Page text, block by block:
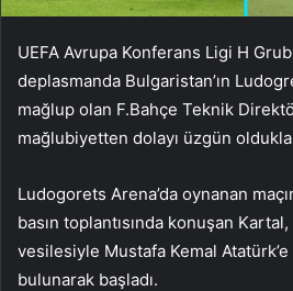
UEFA Avrupa Konferans Ligi H
deplasmanda Bulgaristan’ın
mağlup olan F.Bahçe Teknik
mağlubiyetten dolayı üzgün
Ludogorets Arena’da oynanan
basın toplantısında konuşan Kartal,
vesilesiyle Mustafa Kemal
bulunarak başladı.